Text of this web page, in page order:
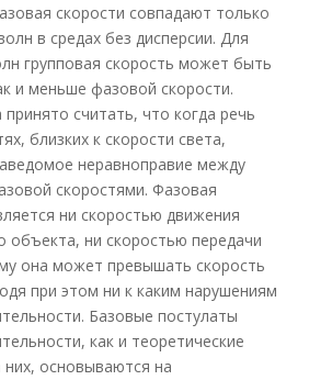
скорости совпадают только
в средах без дисперсии. Для
групповая скорость может быть
и меньше фазовой скорости.
считать, что когда речь
близких к скорости света,
неравноправие между
скоростями. Фазовая
ни скоростью движения
объекта, ни скоростью передачи
она может превышать скорость
при этом ни к каким нарушениям
Базовые постулаты
как и теоретические
них, основываются на